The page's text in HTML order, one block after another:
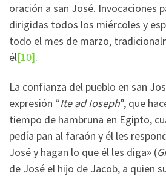
oración a san José. Invocaciones
dirigidas todos los miércoles y
todo el mes de marzo,
él[10].
La confianza del pueblo en san
expresión “Ite ad Ioseph”, que
tiempo de hambruna en Egipto,
pedía pan al faraón y él les
José y hagan lo que él les diga» (
de José el hijo de Jacob, a quien